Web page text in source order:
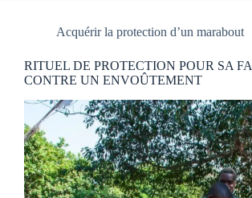
Acquérir la protection d’un marabout
RITUEL DE PROTECTION POUR SA
CONTRE UN ENVOÛTEMENT